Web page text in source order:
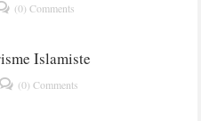
(0) Comments
Islamiste
(0) Comments